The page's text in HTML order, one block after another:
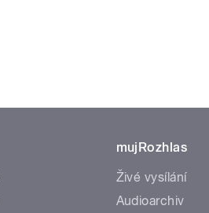
mujRozhlas
Živé vysílání
Audioarchiv